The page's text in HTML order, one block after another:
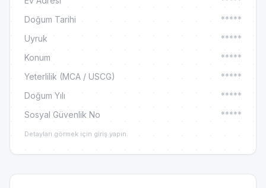
Doğum Tarihi
*****
Uyruk
*****
Konum
*****
Yeterlilik (MCA / USCG)
*****
Doğum Yılı
*****
Sosyal Güvenlik No
*****
Detayları görmek için giriş yapın.